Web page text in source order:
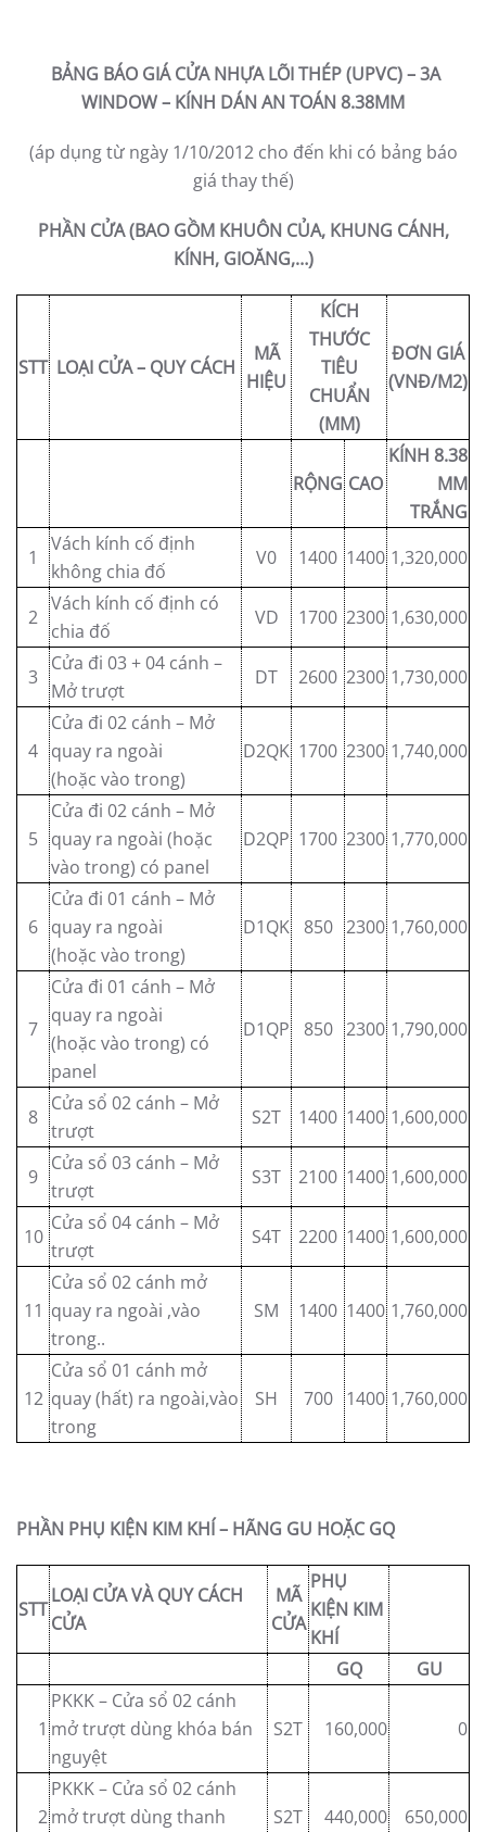
BẢNG BÁO GIÁ CỬA NHỰA LÕI THÉP (UPVC) – 3A
WINDOW – KÍNH DÁN AN TOÁN 8.38MM
(áp dụng từ ngày 1/10/2012 cho đến khi có bảng báo
giá thay thế)
PHẦN CỬA (BAO GỒM KHUÔN CỦA, KHUNG CÁNH,
KÍNH, GIOĂNG,…)
STT LOẠI CỬA – QUY CÁCH
MÃ
HIỆU
KÍCH
THƯỚC
TIÊU
CHUẨN
(MM)
ĐƠN GIÁ
(VNĐ/M2)
RỘNG CAO
KÍNH 8.38
MM
TRẮNG
1
Vách kính cố định
không chia đố
V0 1400 1400 1,320,000
2
Vách kính cố định có
chia đố
VD 1700 2300 1,630,000
3
Cửa đi 03 + 04 cánh –
Mở trượt
DT 2600 2300 1,730,000
4
Cửa đi 02 cánh – Mở
quay ra ngoài
(hoặc vào trong)
D2QK 1700 2300 1,740,000
5
Cửa đi 02 cánh – Mở
quay ra ngoài (hoặc
vào trong) có panel
D2QP 1700 2300 1,770,000
6
Cửa đi 01 cánh – Mở
quay ra ngoài
(hoặc vào trong)
D1QK 850 2300 1,760,000
7
Cửa đi 01 cánh – Mở
quay ra ngoài
(hoặc vào trong) có
panel
D1QP 850 2300 1,790,000
8
Cửa sổ 02 cánh – Mở
trượt
S2T 1400 1400 1,600,000
9
Cửa sổ 03 cánh – Mở
trượt
S3T 2100 1400 1,600,000
10
Cửa sổ 04 cánh – Mở
trượt
S4T 2200 1400 1,600,000
11
Cửa sổ 02 cánh mở
quay ra ngoài ,vào
trong..
SM 1400 1400 1,760,000
12
Cửa sổ 01 cánh mở
quay (hất) ra ngoài,vào
trong
SH 700 1400 1,760,000
PHẦN PHỤ KIỆN KIM KHÍ – HÃNG GU HOẶC GQ
STT
LOẠI CỬA VÀ QUY CÁCH
CỬA
MÃ
CỬA
PHỤ
KIỆN KIM
KHÍ
GQ
GU
1
PKKK – Cửa sổ 02 cánh
mở trượt dùng khóa bán
nguyệt
S2T 160,000 0
2
PKKK – Cửa sổ 02 cánh
mở trượt dùng thanh
S2T 440,000 650,000